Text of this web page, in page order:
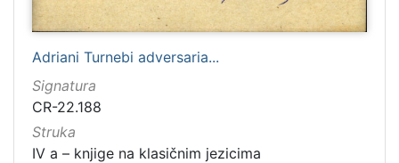
Adriani Turnebi adversaria...
Signatura
CR-22.188
Struka
IV a – knjige na klasičnim jezicima